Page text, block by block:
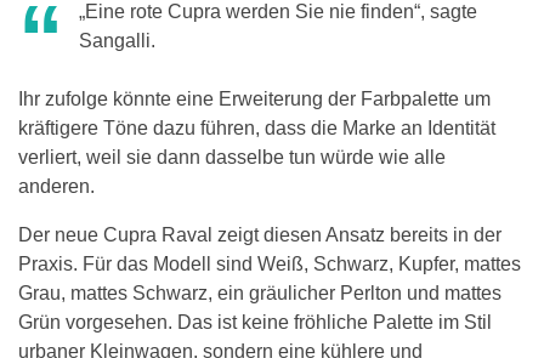
„Eine rote Cupra werden Sie nie finden“, sagte
Sangalli.
Ihr zufolge könnte eine Erweiterung der Farbpalette um
kräftigere Töne dazu führen, dass die Marke an Identität
verliert, weil sie dann dasselbe tun würde wie alle
anderen.
Der neue Cupra Raval zeigt diesen Ansatz bereits in der
Praxis. Für das Modell sind Weiß, Schwarz, Kupfer, mattes
Grau, mattes Schwarz, ein gräulicher Perlton und mattes
Grün vorgesehen. Das ist keine fröhliche Palette im Stil
urbaner Kleinwagen, sondern eine kühlere und